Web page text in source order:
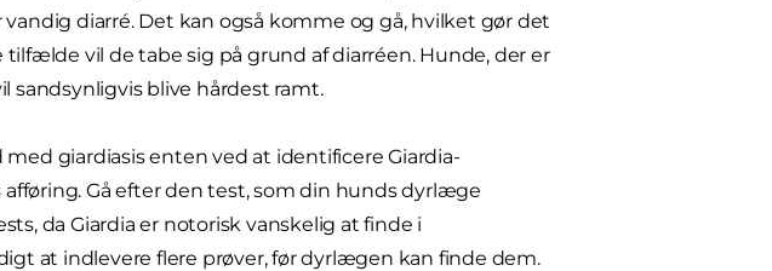
diarré. Det kan også komme og gå, hvilket gør det
vil de tabe sig på grund af diarréen. Hunde, der er
sandsynligvis blive hårdest ramt.
giardiasis enten ved at identificere Giardia-
Gå efter den test, som din hunds dyrlæge
da Giardia er notorisk vanskelig at finde i
at indlevere flere prøver, før dyrlægen kan finde dem.